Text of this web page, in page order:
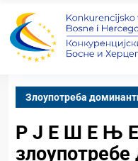
Злоупотреба
Р Ј Е Ш Е Њ Е